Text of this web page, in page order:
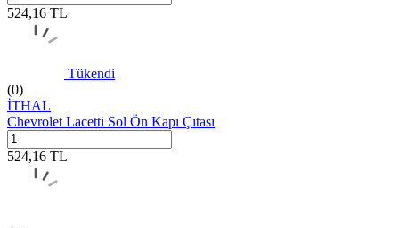
524,16 TL
Tükendi
(0)
İTHAL
Chevrolet Lacetti Sol Ön Kapı Çıtası
524,16 TL